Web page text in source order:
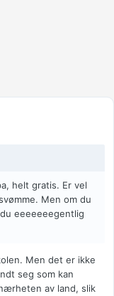
helt gratis. Er vel
Men om du
eeeeeeegentlig
Men det er ikke
seg som kan
av land, slik